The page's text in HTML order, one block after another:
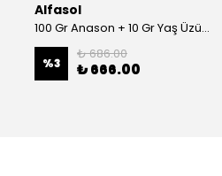
Alfasol
100 Gr Anason + 10 Gr Yaş Üzüm + 250 Gr Gliserin + Alkol Test Kiti
%3
₺ 686.00
₺ 666.00